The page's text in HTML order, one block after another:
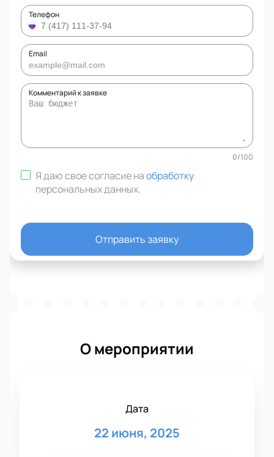
Телефон
Email
Комментарий к заявке
0/100
Я даю свое согласие наобработку
персональных данных.
Отправить заявку
О мероприятии
Дата
22 июня, 2025